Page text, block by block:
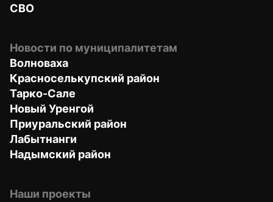
СВО
Новости по муниципалитетам
Волноваха
Красноселькупский район
Тарко-Сале
Новый Уренгой
Приуральский район
Лабытнанги
Надымский район
Наши проекты